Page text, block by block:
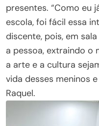
presentes. “Como eu
escola, foi fácil essa
discente, pois, em
a pessoa, extraindo o
a arte e a cultura
vida desses meninos
Raquel.